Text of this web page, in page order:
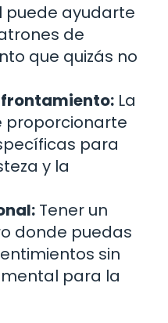
puede ayudarte
de
que quizás no
La
proporcionarte
para
y la
Tener un
donde puedas
sin
para la